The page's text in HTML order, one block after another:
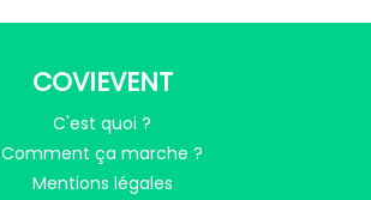
COVIEVENT
C'est quoi ?
Comment ça marche ?
Mentions légales